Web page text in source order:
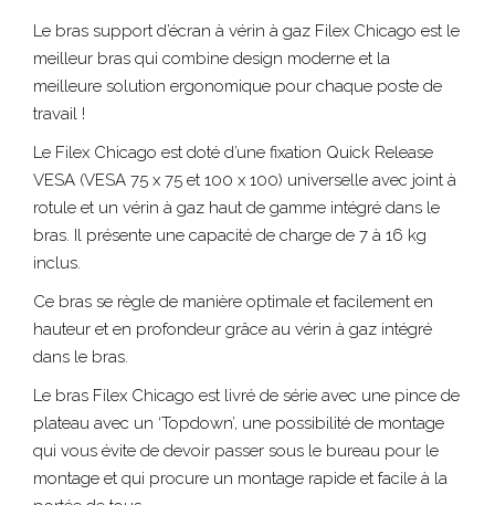
Le bras support d’écran à vérin à gaz Filex Chicago est le
meilleur bras qui combine design moderne et la
meilleure solution ergonomique pour chaque poste de
travail !
Le Filex Chicago est doté d’une fixation Quick Release
VESA (VESA 75 x 75 et 100 x 100) universelle avec joint à
rotule et un vérin à gaz haut de gamme intégré dans le
bras. Il présente une capacité de charge de 7 à 16 kg
inclus.
Ce bras se règle de manière optimale et facilement en
hauteur et en profondeur grâce au vérin à gaz intégré
dans le bras.
Le bras Filex Chicago est livré de série avec une pince de
plateau avec un ‘Topdown’, une possibilité de montage
qui vous évite de devoir passer sous le bureau pour le
montage et qui procure un montage rapide et facile à la